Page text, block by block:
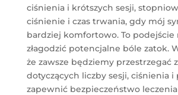
ciśnienia i krótszych sesji,
ciśnienie i czas trwania, gdy mój
bardziej komfortowo. To podejście
złagodzić potencjalne bóle zatok.
że zawsze będziemy przestrzegać
dotyczących liczby sesji, ciśnienia i
zapewnić bezpieczeństwo